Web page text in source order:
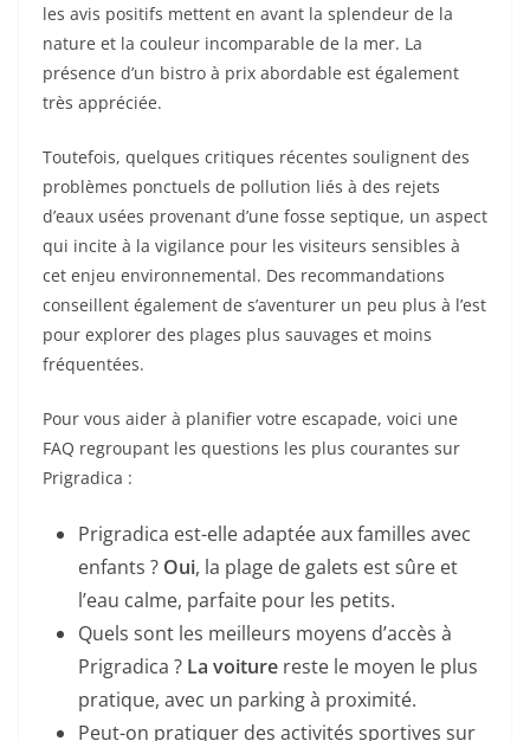
les avis positifs mettent en avant la splendeur de la
nature et la couleur incomparable de la mer. La
présence d’un bistro à prix abordable est également
très appréciée.
Toutefois, quelques critiques récentes soulignent des
problèmes ponctuels de pollution liés à des rejets
d’eaux usées provenant d’une fosse septique, un aspect
qui incite à la vigilance pour les visiteurs sensibles à
cet enjeu environnemental. Des recommandations
conseillent également de s’aventurer un peu plus à l’est
pour explorer des plages plus sauvages et moins
fréquentées.
Pour vous aider à planifier votre escapade, voici une
FAQ regroupant les questions les plus courantes sur
Prigradica :
Prigradica est-elle adaptée aux familles avec
enfants ? Oui, la plage de galets est sûre et
l’eau calme, parfaite pour les petits.
Quels sont les meilleurs moyens d’accès à
Prigradica ? La voiture reste le moyen le plus
pratique, avec un parking à proximité.
Peut-on pratiquer des activités sportives sur